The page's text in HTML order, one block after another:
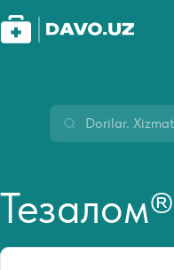
Тезалом®